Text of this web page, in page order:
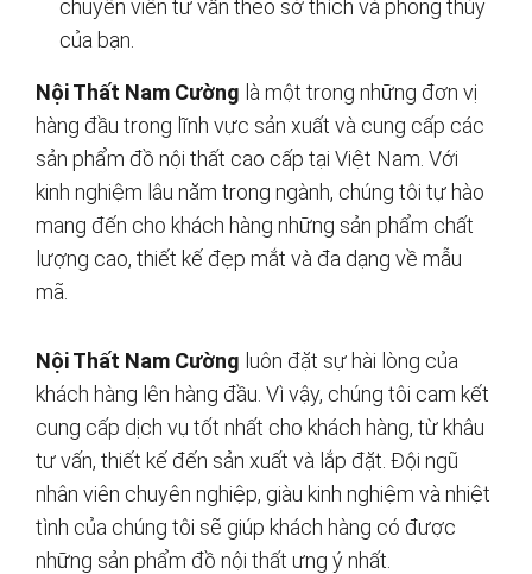
chuyên viên tư vấn theo sở thích và phong thủy
của bạn.
Nội Thất Nam Cường là một trong những đơn vị
hàng đầu trong lĩnh vực sản xuất và cung cấp các
sản phẩm đồ nội thất cao cấp tại Việt Nam. Với
kinh nghiệm lâu năm trong ngành, chúng tôi tự hào
mang đến cho khách hàng những sản phẩm chất
lượng cao, thiết kế đẹp mắt và đa dạng về mẫu
mã.
Nội Thất Nam Cường luôn đặt sự hài lòng của
khách hàng lên hàng đầu. Vì vậy, chúng tôi cam kết
cung cấp dịch vụ tốt nhất cho khách hàng, từ khâu
tư vấn, thiết kế đến sản xuất và lắp đặt. Đội ngũ
nhân viên chuyên nghiệp, giàu kinh nghiệm và nhiệt
tình của chúng tôi sẽ giúp khách hàng có được
những sản phẩm đồ nội thất ưng ý nhất.